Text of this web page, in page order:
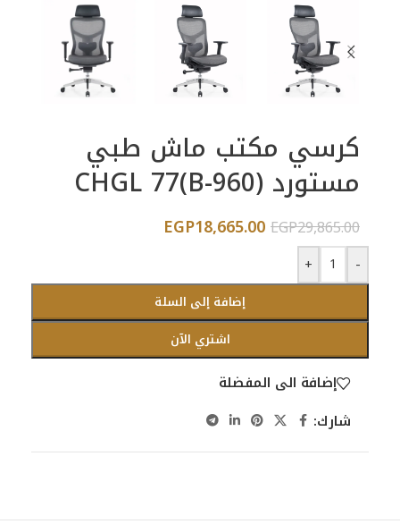
كرسي مكتب ماش طبي
مستورد CHGL 77(B-960)
EGP29,865.00
EGP18,665.00
-
+
إضافة إلى السلة
اشتري الآن
إضافة الى المفضلة
شارك: